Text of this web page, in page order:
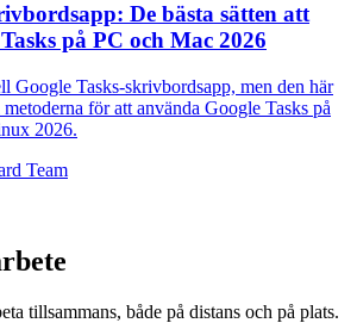
De bästa sätten att
på PC och Mac 2026
Google Tasks-skrivbordsapp, men den här
för att använda Google Tasks på
2026.
Team
tillsammans, både på distans och på plats.